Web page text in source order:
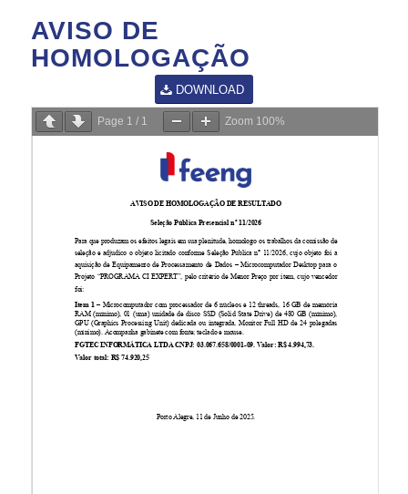
AVISO DE
HOMOLOGAÇÃO
DOWNLOAD
Page 1 / 1 Zoom 100%